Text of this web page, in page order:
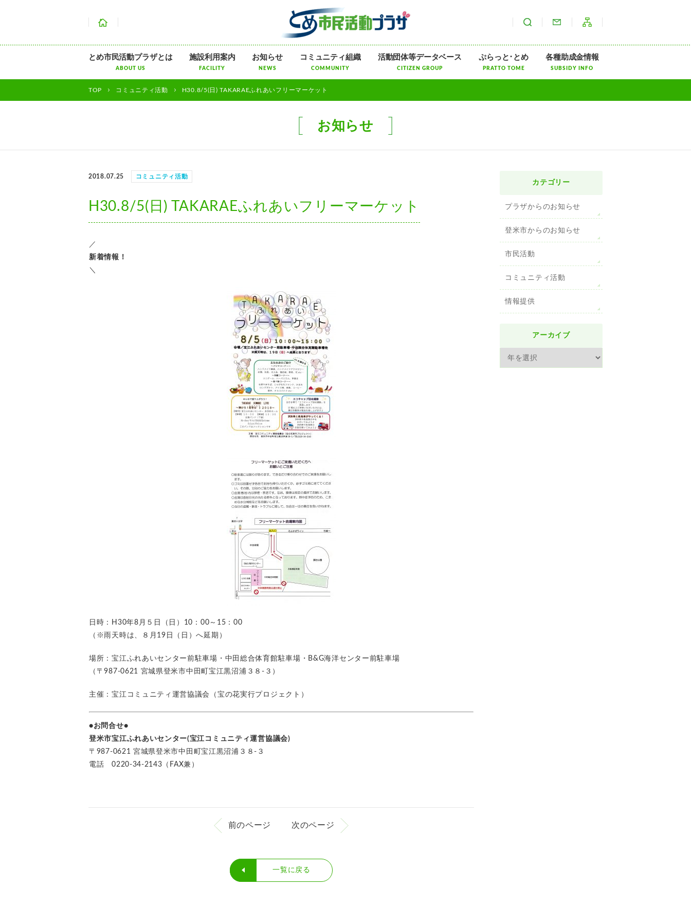
お問い合わせ
サイト内検索
ニ
ば
す
とめ市民活動プラザとは
ABOUT US
施設利用案内
FACILITY
お知らせ
NEWS
コミュニティ組織
COMMUNITY
活動団体等データベース
CITIZEN GROUP
ぷらっと･とめ
PRATTO TOME
各種助成金情報
SUBSIDY INFO
TOP コミュニティ活動 H30.8/5(日) TAKARAEふれあいフリーマーケット
お知らせ
2018.07.25 コミュニティ活動
H30.8/5(日) TAKARAEふれあいフリーマーケット
／
新着情報！
＼
日時：H30年8月５日（日）10：00～15：00
（※雨天時は、８月19日（日）へ延期）
場所：宝江ふれあいセンター前駐車場・中田総合体育館駐車場・B&G海洋センター前駐車場
（〒987-0621 宮城県登米市中田町宝江黒沼浦３８-３）
主催：宝江コミュニティ運営協議会（宝の花実行プロジェクト）
●お問合せ●
登米市宝江ふれあいセンター(宝江コミュニティ運営協議会)
〒987-0621 宮城県登米市中田町宝江黒沼浦３８-３
電話 0220-34-2143（FAX兼）
前のページ 次のページ
一覧に戻る
カテゴリー
プラザからのお知らせ
登米市からのお知らせ
市民活動
コミュニティ活動
情報提供
アーカイブ